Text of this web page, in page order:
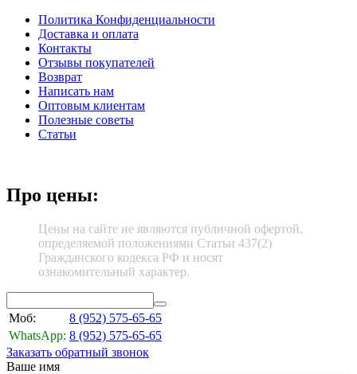
Политика Конфиденциальности
Доставка и оплата
Контакты
Отзывы покупателей
Возврат
Написать нам
Оптовым клиентам
Полезные советы
Статьи
Про цены:
Цены на сайте не являются публичной офертой,
определяемой положениями Статьи 437(2)
Гражданского кодекса РФ и носят
ознакомительный характер.
Моб: 8 (952) 575-65-65
WhatsApp: 8 (952) 575-65-65
Заказать обратный звонок
Ваше имя